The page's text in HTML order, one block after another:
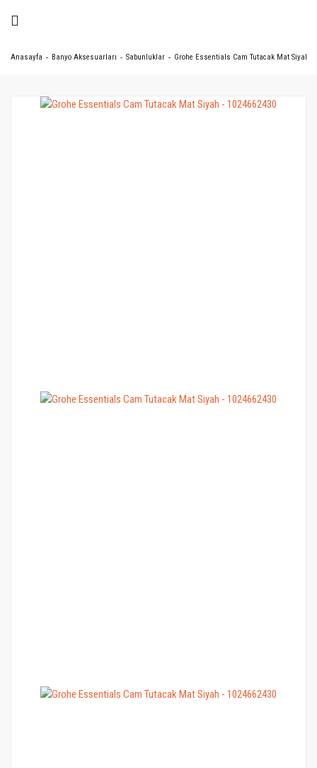
Anasayfa Banyo Aksesuarları Sabunluklar Grohe Essentials Cam Tutacak Mat Siyah -